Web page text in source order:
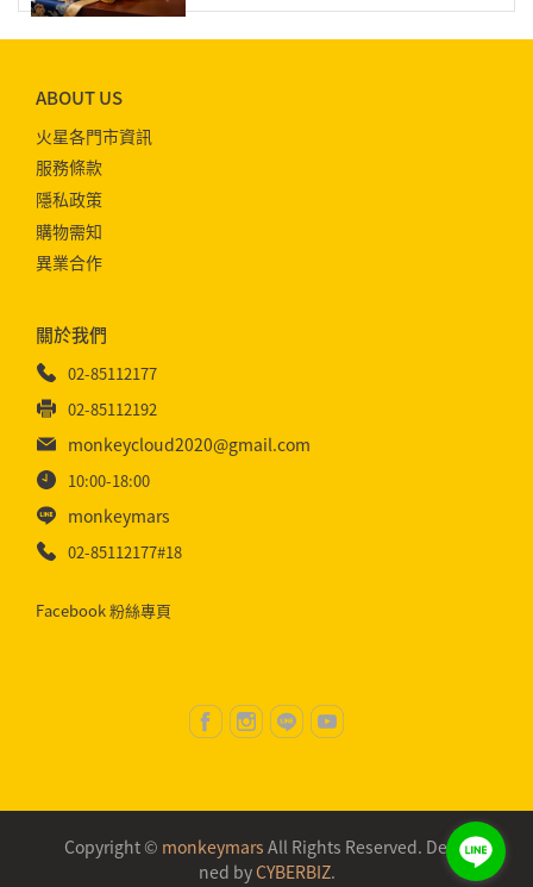
關於我們
02-85112177
02-85112192
monkeycloud2020@gmail.com
10:00-18:00
monkeymars
02-85112177#18
ABOUT US
火星各門市資訊
服務條款
隱私政策
購物需知
異業合作
Facebook 粉絲專頁
Copyright © monkeymars All Rights Reserved. Desig
ned byCYBERBIZ.